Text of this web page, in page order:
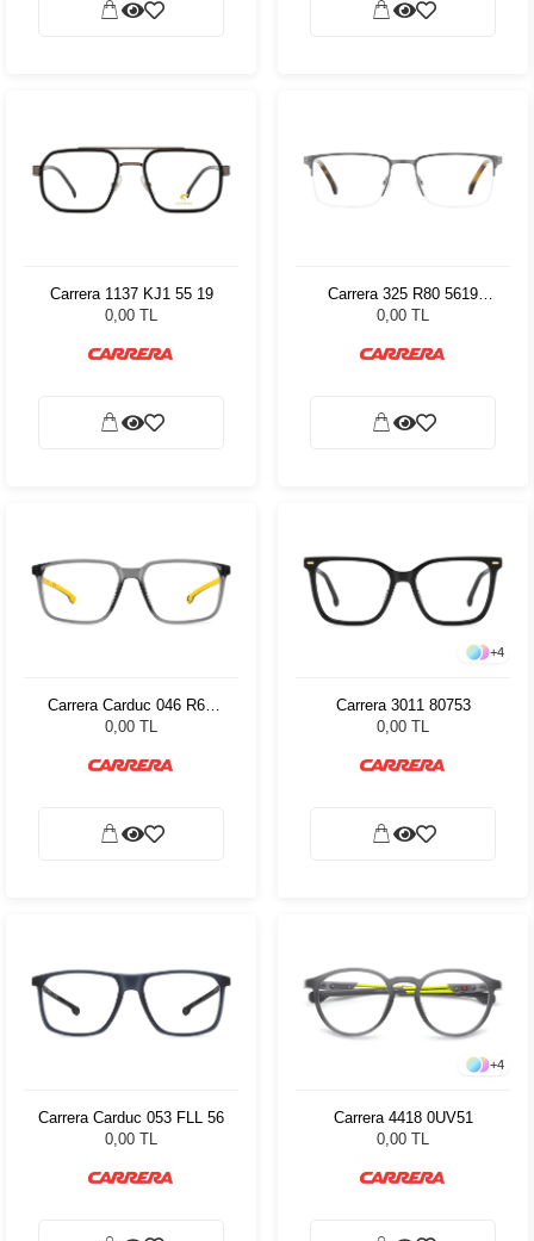
Carrera 1137 KJ1 55 19
0,00 TL
Carrera 325 R80 5619
77940
0,00 TL
Carrera Carduc 046 R6S
56-16-140 81928
0,00 TL
+4
Carrera 3011 80753
0,00 TL
Carrera Carduc 053 FLL 56
0,00 TL
+4
Carrera 4418 0UV51
0,00 TL